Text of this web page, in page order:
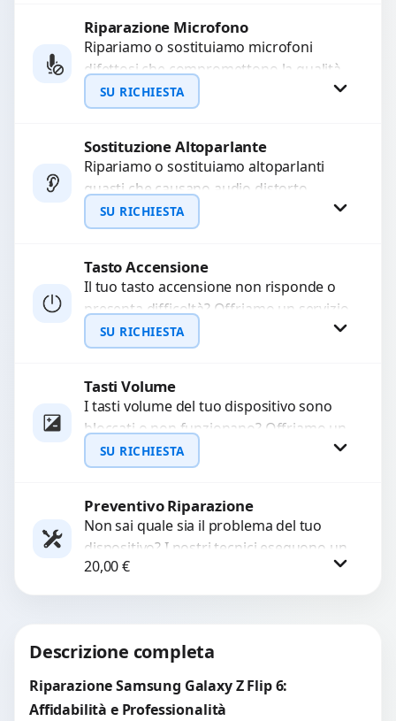
Richiedi Preventivo
WhatsApp
Riparazione Microfono
Ripariamo o sostituiamo microfoni
difettosi che compromettono la qualità
audio delle registrazioni o delle
chiamate. Diagnosi accurata e ricambi
SU RICHIESTA
Richiedi Preventivo
WhatsApp
Sostituzione Altoparlante
Ripariamo o sostituiamo altoparlanti
guasti che causano audio distorto,
basso o assente. Utilizziamo ricambi di
alta qualità garantiti per 3...
SU RICHIESTA
Richiedi Preventivo
WhatsApp
Tasto Accensione
Il tuo tasto accensione non risponde o
presenta difficoltà? Offriamo un servizio
professionale di riparazione o
sostituzione utilizzando componenti di...
SU RICHIESTA
Richiedi Preventivo
WhatsApp
Tasti Volume
I tasti volume del tuo dispositivo sono
bloccati o non funzionano? Offriamo un
servizio di riparazione o sostituzione
con ricambi...
SU RICHIESTA
Richiedi Preventivo
WhatsApp
Preventivo Riparazione
Non sai quale sia il problema del tuo
dispositivo? I nostri tecnici eseguono un
check-up completo con strumenti
avanzati per...
20,00€
Descrizione completa
Riparazione Samsung Galaxy Z Flip 6:
Affidabilità e Professionalità